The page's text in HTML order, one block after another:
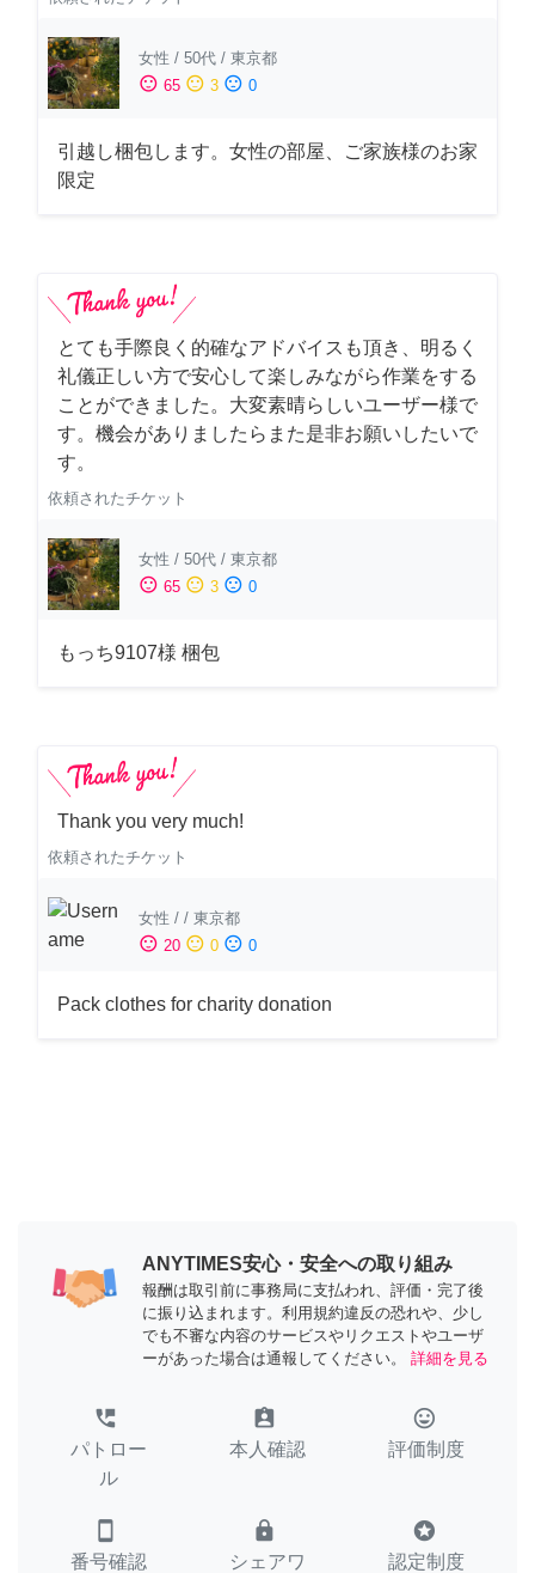
女性 / 50代 / 東京都
sentiment_satisfied 65 sentiment_neutral 3 sentiment_dissatisfied 0
引越し梱包します。女性の部屋、ご家族様のお家
限定
とても手際良く的確なアドバイスも頂き、明るく
礼儀正しい方で安心して楽しみながら作業をする
ことができました。大変素晴らしいユーザー様で
す。機会がありましたらまた是非お願いしたいで
す。
依頼されたチケット
女性 / 50代 / 東京都
sentiment_satisfied 65 sentiment_neutral 3 sentiment_dissatisfied 0
もっち9107様 梱包
Thank you very much!
依頼されたチケット
女性 / / 東京都
sentiment_satisfied 20 sentiment_neutral 0 sentiment_dissatisfied 0
Pack clothes for charity donation
ANYTIMES安心・安全への取り組み
報酬は取引前に事務局に支払われ、評価・完了後
に振り込まれます。利用規約違反の恐れや、少し
でも不審な内容のサービスやリクエストやユーザ
ーがあった場合は通報してください。
詳細を見る
perm_phone_msg
パトロー
ル
assignment_ind
本人確認
tag_faces
評価制度
smartphone
番号確認
lock
シェアワ
stars
認定制度